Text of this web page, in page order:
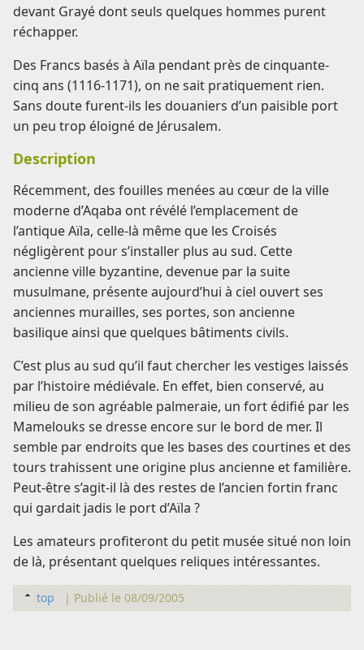
devant Grayé dont seuls quelques hommes purent
réchapper.
Des Francs basés à Aïla pendant près de cinquante-
cinq ans (1116-1171), on ne sait pratiquement rien.
Sans doute furent-ils les douaniers d’un paisible port
un peu trop éloigné de Jérusalem.
Description
Récemment, des fouilles menées au cœur de la ville
moderne d’Aqaba ont révélé l’emplacement de
l’antique Aïla, celle-là même que les Croisés
négligèrent pour s’installer plus au sud. Cette
ancienne ville byzantine, devenue par la suite
musulmane, présente aujourd’hui à ciel ouvert ses
anciennes murailles, ses portes, son ancienne
basilique ainsi que quelques bâtiments civils.
C’est plus au sud qu’il faut chercher les vestiges laissés
par l’histoire médiévale. En effet, bien conservé, au
milieu de son agréable palmeraie, un fort édifié par les
Mamelouks se dresse encore sur le bord de mer. Il
semble par endroits que les bases des courtines et des
tours trahissent une origine plus ancienne et familière.
Peut-être s’agit-il là des restes de l’ancien fortin franc
qui gardait jadis le port d’Aïla ?
Les amateurs profiteront du petit musée situé non loin
de là, présentant quelques reliques intéressantes.
top | Publié le 08/09/2005